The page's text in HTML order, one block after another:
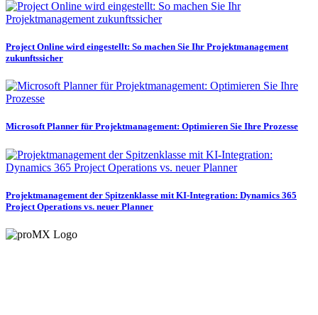
Project Online wird eingestellt: So machen Sie Ihr Projektmanagement
zukunftssicher
Microsoft Planner für Projektmanagement: Optimieren Sie Ihre Prozesse
Projektmanagement der Spitzenklasse mit KI-Integration: Dynamics 365
Project Operations vs. neuer Planner